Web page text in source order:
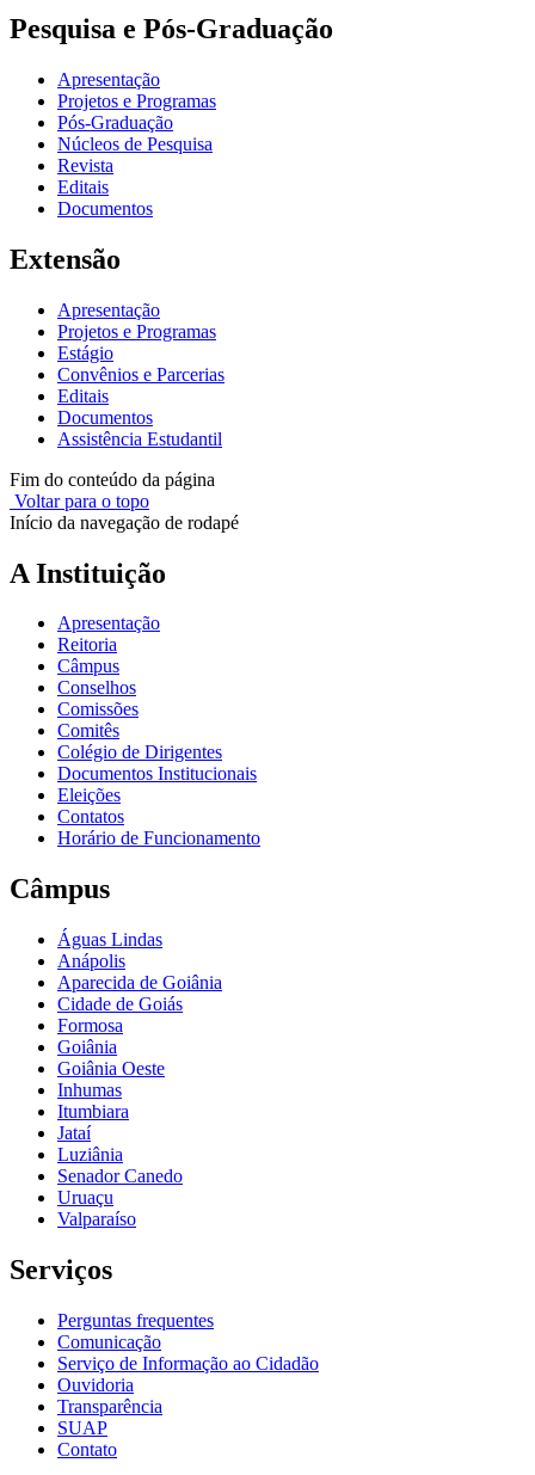
Pesquisa e Pós-Graduação
Apresentação
Projetos e Programas
Pós-Graduação
Núcleos de Pesquisa
Revista
Editais
Documentos
Extensão
Apresentação
Projetos e Programas
Estágio
Convênios e Parcerias
Editais
Documentos
Assistência Estudantil
Fim do conteúdo da página
Voltar para o topo
Início da navegação de rodapé
A Instituição
Apresentação
Reitoria
Câmpus
Conselhos
Comissões
Comitês
Colégio de Dirigentes
Documentos Institucionais
Eleições
Contatos
Horário de Funcionamento
Câmpus
Águas Lindas
Anápolis
Aparecida de Goiânia
Cidade de Goiás
Formosa
Goiânia
Goiânia Oeste
Inhumas
Itumbiara
Jataí
Luziânia
Senador Canedo
Uruaçu
Valparaíso
Serviços
Perguntas frequentes
Comunicação
Serviço de Informação ao Cidadão
Ouvidoria
Transparência
SUAP
Contato